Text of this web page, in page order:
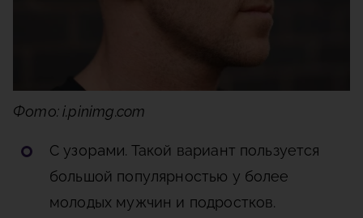
Фото: i.pinimg.com
С узорами. Такой вариант пользуется
большой популярностью у более
молодых мужчин и подростков.